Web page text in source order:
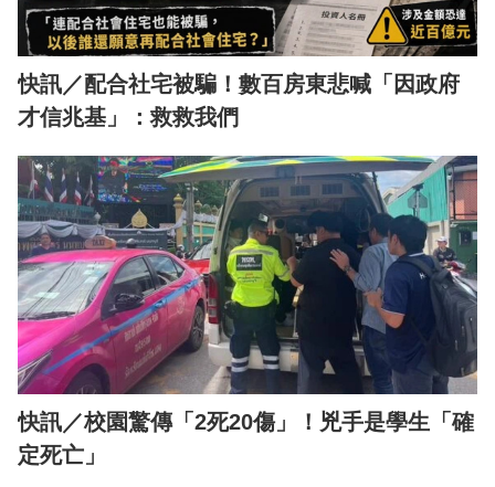
快訊／配合社宅被騙！數百房東悲喊「因政府
才信兆基」：救救我們
快訊／校園驚傳「2死20傷」！兇手是學生「確
定死亡」